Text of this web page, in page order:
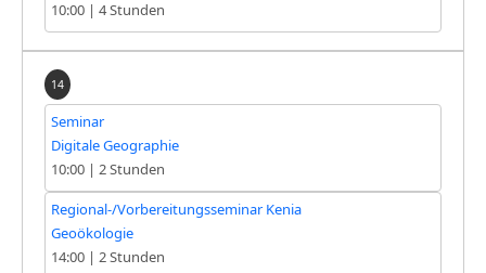
10:00 | 4 Stunden
14
Seminar
Digitale Geographie
10:00 | 2 Stunden
Regional-/Vorbereitungsseminar Kenia
Geoökologie
14:00 | 2 Stunden